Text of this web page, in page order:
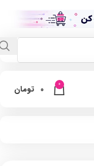
0
0 تومان